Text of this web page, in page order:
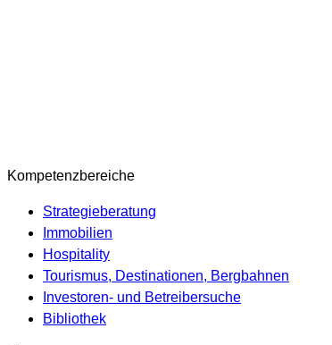
Kompetenzbereiche
Strategieberatung
Immobilien
Hospitality
Tourismus, Destinationen, Bergbahnen
Investoren- und Betreibersuche
Bibliothek